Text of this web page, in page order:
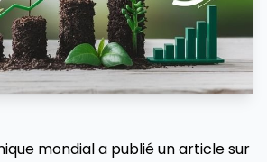
mondial a publié un article sur